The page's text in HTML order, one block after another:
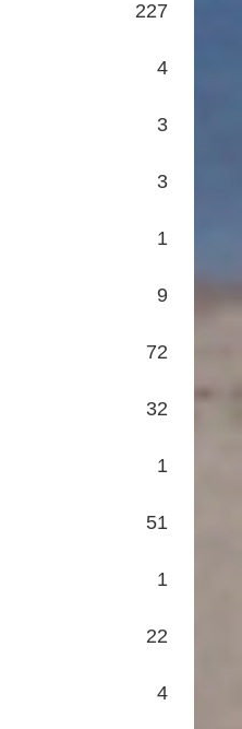
227
4
3
3
1
9
72
32
1
51
1
22
4